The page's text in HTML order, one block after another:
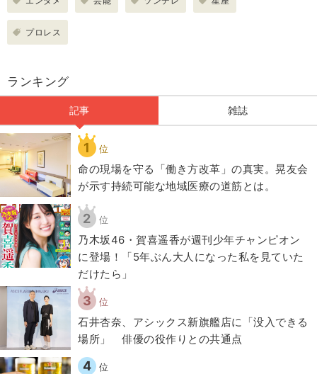
プロレス
ランキング
記事 雑誌
1 位
​命の現場を守る「働き方改革」の真実。晃友会
が示す持続可能な地域医療の道筋とは。
2 位
乃木坂46・賀喜遥香が週刊少年チャンピオン
に登場！「5年ぶん大人になった私を見ていた
だけたら」
3 位
石井杏奈、アシックス新旗艦店に「没入できる
場所」 俳優の役作りとの共通点
4 位